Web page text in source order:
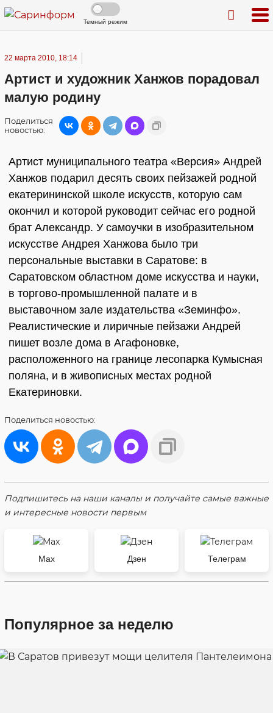
Темный режим
22 марта 2010, 18:14
Артист и художник Ханжов порадовал
малую родину
Поделиться
новостью:
Артист муниципального театра «Версия» Андрей
Ханжов подарил десять своих пейзажей родной
екатерининской школе искусств, которую сам
окончил и которой руководит сейчас его родной
брат Александр. У самоучки в изобразительном
искусстве Андрея Ханжова было три
персональные выставки в Саратове: в
Саратовском областном доме искусства и науки,
в торгово-промышленной палате и в
выставочном зале издательства «Земинфо».
Реалистические и лиричные пейзажи Андрей
пишет возле дома в Агафоновке,
расположенного на границе лесопарка Кумысная
поляна, и в живописных местах родной
Екатериновки.
Поделиться новостью:
Подпишитесь на наши каналы и получайте самые важные
и интересные новости первым
Max Дзен Телеграм
Популярное за неделю